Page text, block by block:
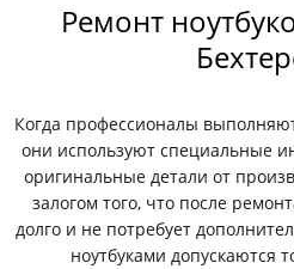
Ремонт
Когда профессионалы
они используют специальные
оригинальные детали от
залогом того, что после
долго и не потребует
ноутбуками допускаются